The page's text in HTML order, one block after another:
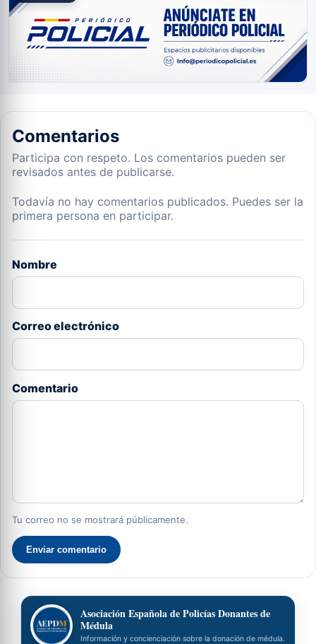
Comentarios
Participa con respeto. Los comentarios pueden ser
revisados antes de publicarse.
Todavía no hay comentarios publicados. Puedes ser la
primera persona en participar.
Nombre
Correo electrónico
Comentario
Tu correo no se mostrará públicamente.
Enviar comentario
Asociación Española de Policías Donantes de
Médula
Información y concienciación sobre la donación de médula.